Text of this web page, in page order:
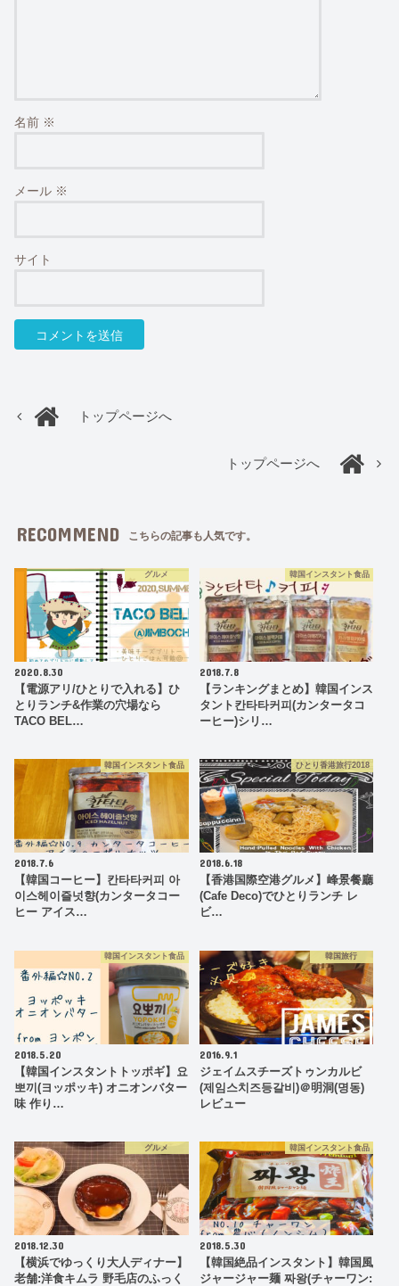
名前 ※
メール ※
サイト
トップページへ
トップページへ
RECOMMEND こちらの記事も人気です。
グルメ
2020.8.30
【電源アリ/ひとりで入れる】ひ
とりランチ&作業の穴場なら
TACO BEL…
韓国インスタント食品
2018.7.8
【ランキングまとめ】韓国インス
タント칸타타커피(カンタータコ
ーヒー)シリ…
韓国インスタント食品
2018.7.6
【韓国コーヒー】칸타타커피 아
이스헤이즐넛향(カンタータコー
ヒー アイス…
ひとり香港旅行2018
2018.6.18
【香港国際空港グルメ】峰景餐廳
(Cafe Deco)でひとりランチ レ
ビ…
韓国インスタント食品
2018.5.20
【韓国インスタントトッポギ】요
뽀끼(ヨッポッキ) オニオンバター
味 作り…
韓国旅行
2016.9.1
ジェイムスチーズトゥンカルビ
(제임스치즈등갈비)＠明洞(명동)
レビュー
グルメ
2018.12.30
【横浜でゆっくり大人ディナー】
老舗:洋食キムラ 野毛店のふっく
韓国インスタント食品
2018.5.30
【韓国絶品インスタント】韓国風
ジャージャー麺 짜왕(チャーワン: